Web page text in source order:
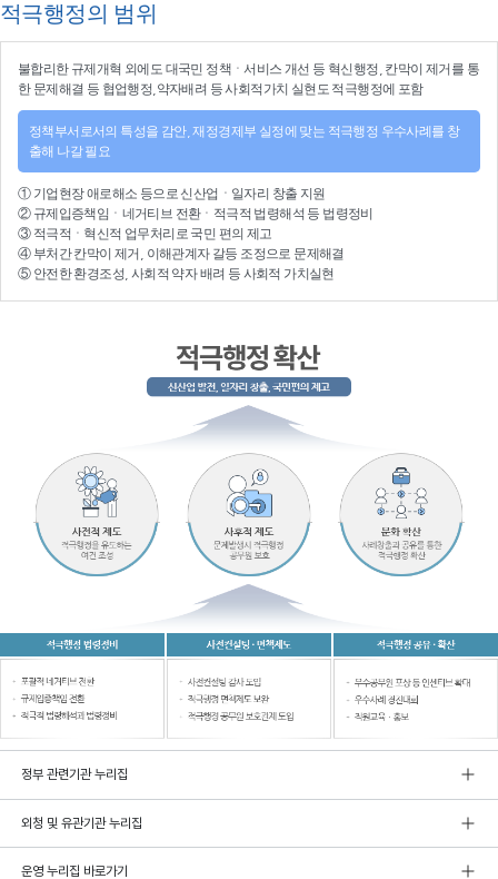
적극행정의 범위
불합리한 규제개혁 외에도 대국민 정책ㆍ서비스 개선 등 혁신행정 , 칸막이 제거를 통
한 문제해결 등 협업행정 ,약자배려 등사회적가치 실현 도 적극행정에 포함
정책부서로서의 특성을 감안, 재정경제부 실정에 맞는 적극행정 우수사례를 창
출해 나갈 필요
① 기업현장 애로해소 등으로 신산업 ㆍ 일자리 창출 지원
② 규제입증책임 ㆍ 네거티브 전환ㆍ적극적 법령해석 등 법령정비
③ 적극적 ㆍ 혁신적 업무처리 로 국민 편의 제고
④ 부처간 칸막이 제거, 이해관계자 갈등 조정으로 문제해결
⑤ 안전한 환경조성, 사회적 약자 배려 등 사회적 가치실현
정부 관련기관 누리집
외청 및 유관기관 누리집
운영 누리집 바로가기